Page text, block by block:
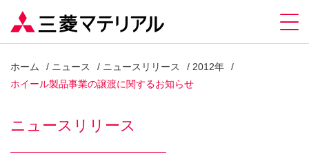
ホーム ニュース ニュースリリース
2012年
ホイール製品事業の譲渡に関するお知らせ
ニュースリリース